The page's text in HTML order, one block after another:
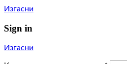
Изгасни
Sign in
Изгасни